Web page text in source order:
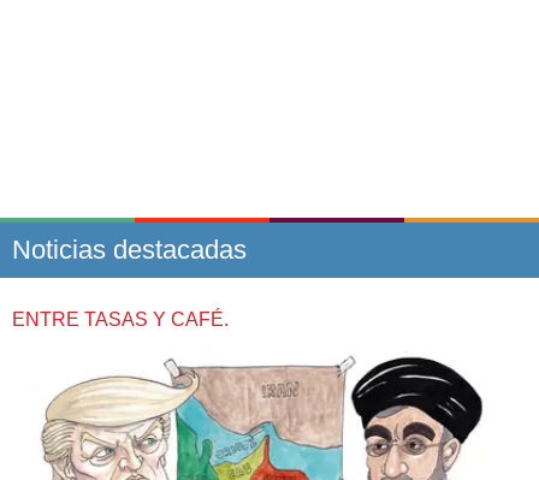
Noticias destacadas
ENTRE TASAS Y CAFÉ.